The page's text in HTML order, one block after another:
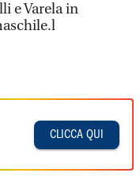
e Varela in
CLICCA QUI